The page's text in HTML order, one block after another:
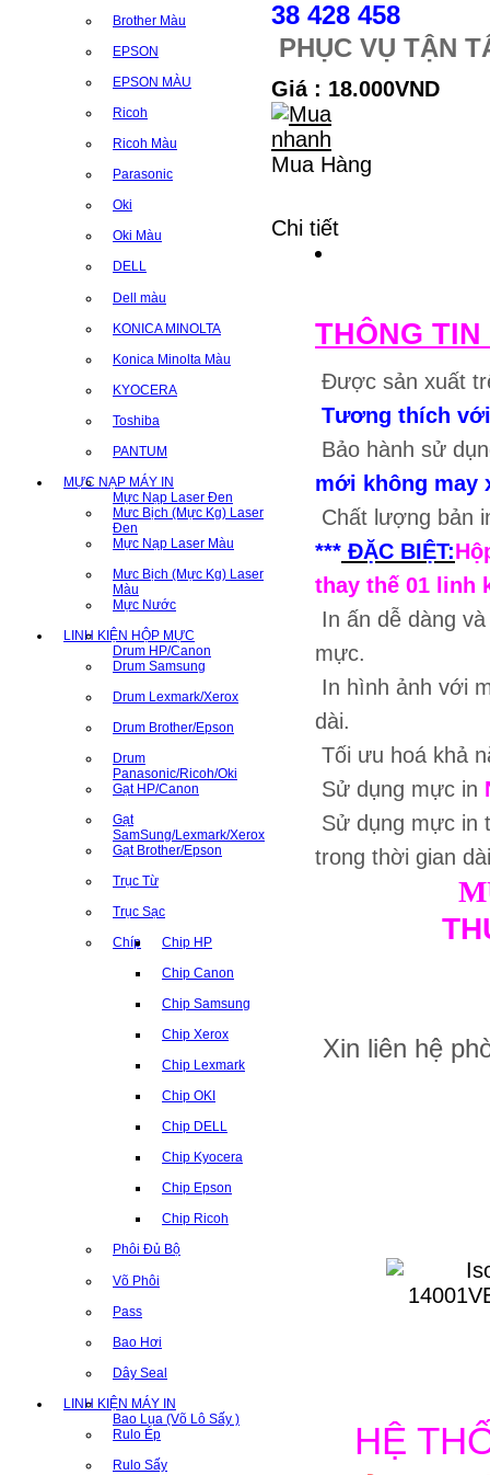
Brother Màu
EPSON
EPSON MÀU
Ricoh
Ricoh Màu
Parasonic
Oki
Oki Màu
DELL
Dell màu
KONICA MINOLTA
Konica Minolta Màu
KYOCERA
Toshiba
PANTUM
MỰC NẠP MÁY IN
Mực Nạp Laser Đen
Mưc Bịch (Mực Kg) Laser
Đen
Mực Nạp Laser Màu
Mưc Bịch (Mực Kg) Laser
Màu
Mực Nước
LINH KIỆN HỘP MỰC
Drum HP/Canon
Drum Samsung
Drum Lexmark/Xerox
Drum Brother/Epson
Drum
Panasonic/Ricoh/Oki
Gạt HP/Canon
Gạt
SamSung/Lexmark/Xerox
Gạt Brother/Epson
Trục Từ
Trục Sạc
Chíp Chip HP
Chip Canon
Chip Samsung
Chip Xerox
Chip Lexmark
Chip OKI
Chip DELL
Chip Kyocera
Chip Epson
Chip Ricoh
Phôi Đủ Bộ
Võ Phôi
Pass
Bao Hơi
Dây Seal
LINH KIỆN MÁY IN
Bao Lụa (Võ Lô Sấy )
Rulo Ép
Rulo Sấy
38 428 458
PHỤC VỤ TẬN
Giá : 18.000VND
Mua Hàng
Chi tiết
THÔNG
Được sản xuất
Tương thích với
Bảo hành sử
mới không may
Chất lượng bản
*** ĐẶC BIỆT:
thay thế 01 linh
In ấn dễ dàng
mực.
In hình ảnh với
dài.
Tối ưu hoá khả
Sử dụng mực in
Sử dụng mực
trong thời gian
Xin liên hệ
HỆ